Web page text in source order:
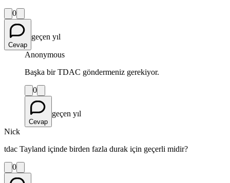
0
Cevap
geçen yıl
Anonymous
Başka bir TDAC göndermeniz gerekiyor.
0
Cevap
geçen yıl
Nick
tdac Tayland içinde birden fazla durak için geçerli midir?
0